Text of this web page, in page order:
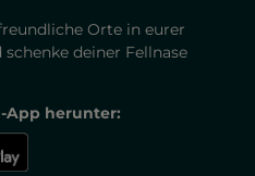
Orte in eurer
deiner Fellnase
App herunter: